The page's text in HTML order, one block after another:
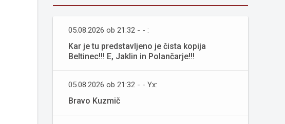
05.08.2026 ob 21:32 - - :
Kar je tu predstavljeno je čista kopija
Beltinec!!! E, Jaklin in Polančarje!!!
05.08.2026 ob 21:32 - - Yx:
Bravo Kuzmič